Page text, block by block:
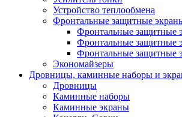
Устройство теплообмена
Фронтальные защитные
Фронтальные защитные
Фронтальные защитные
Фронтальные защитные
Экономайзеры
Дровницы, каминные наборы и
Дровницы
Каминные наборы
Каминные экраны